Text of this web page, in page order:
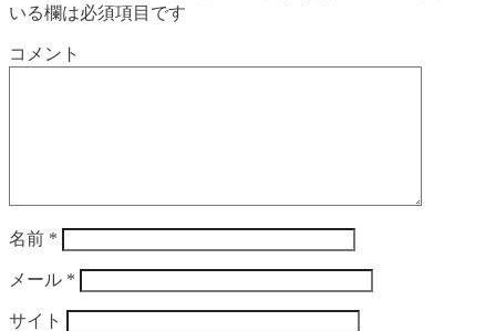
いる欄は必須項目です
コメント
名前 *
メール *
サイト